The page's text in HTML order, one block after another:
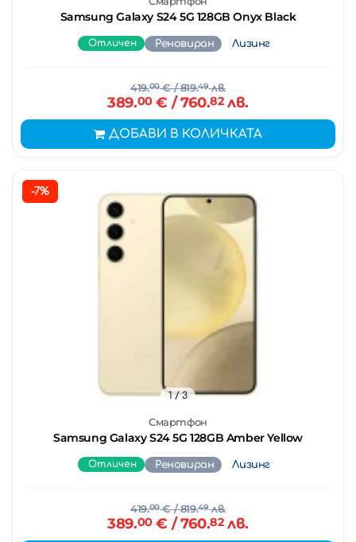
Samsung Galaxy S24 5G 128GB Onyx Black
Отличен Реновиран Лизинг
419.00€/ 819.49лв.
389.00€ / 760.82лв.
ДОБАВИ В КОЛИЧКАТА
-7%
Смартфон
Samsung Galaxy S24 5G 128GB Amber Yellow
1/ 3
Отличен Реновиран Лизинг
419.00€/ 819.49лв.
389.00€ / 760.82лв.